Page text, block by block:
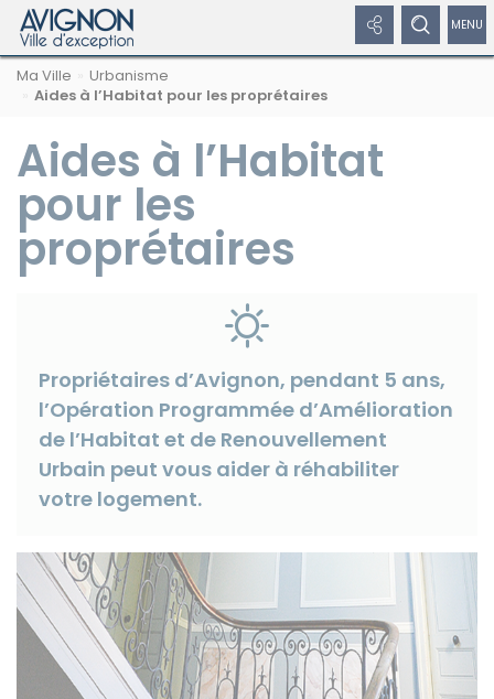
Afficher
Rechercher
sur
Afficher
réseaux
Nous
suivre
les
réseaux
sociaux
les
liens
Twitter
Instagram
Navigation
par
d'Ariane
Ma Ville
Urbanisme
Aides à l’Habitat pour les proprétaires
Aides à l’Habitat
pour les
proprétaires
Propriétaires d’Avignon, pendant 5 ans,
l’Opération Programmée d’Amélioration
de l’Habitat et de Renouvellement
Urbain peut vous aider à réhabiliter
votre logement.
Panneau de gestion des cookies